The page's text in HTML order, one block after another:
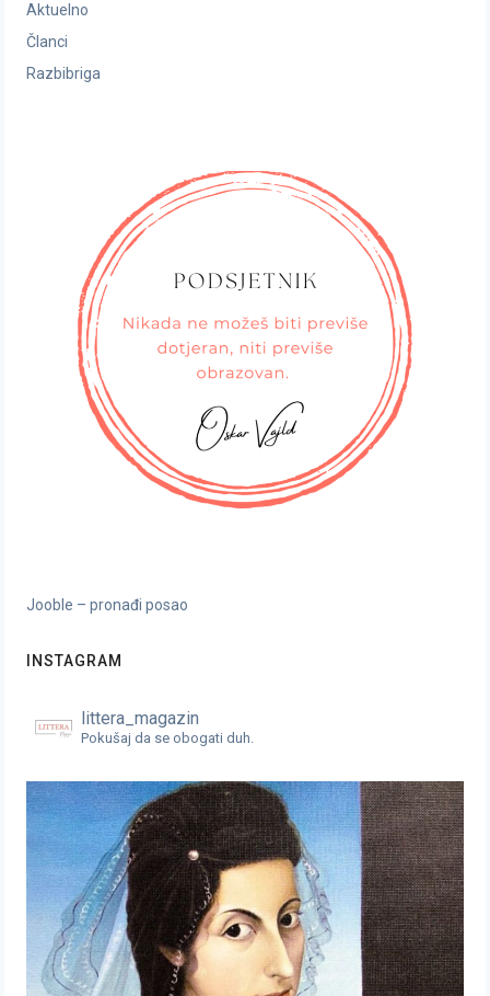
Aktuelno
Članci
Razbibriga
Jooble – pronađi posao
INSTAGRAM
littera_magazin
Pokušaj da se obogati duh.